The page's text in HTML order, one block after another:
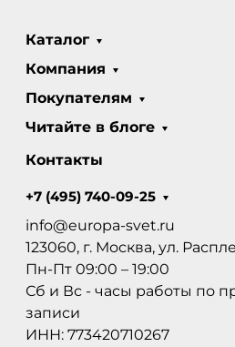
Каталог
Компания
Покупателям
Читайте в блоге
Контакты
+7 (495) 740-09-25
info@europa-svet.ru
123060, г. Москва, ул.
Пн-Пт 09:00 – 19:00
Сб и Вс - часы работы по
записи
ИНН: 773420710267